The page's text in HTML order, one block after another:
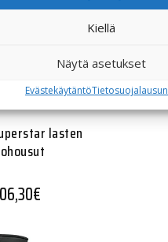
Kiellä
Näytä asetukset
Evästekäytäntö
lasten
€